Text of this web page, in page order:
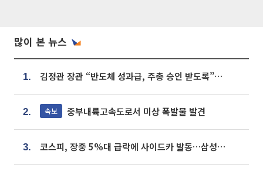
많이 본 뉴스
1. 김정관 장관 “반도체 성과급, 주총 승인 받도록”…상법·자본시장법 개정 시사
2. 속보 중부내륙고속도로서 미상 폭발물 발견
3. 코스피, 장중 5%대 급락에 사이드카 발동…삼성·SK 동반 폭락